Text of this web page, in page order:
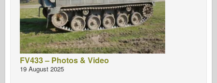
FV433 – Photos & Video
19 August 2025